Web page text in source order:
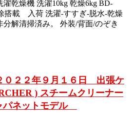
濯乾燥機 洗濯10kg 乾燥6kg BD-
搭載 入荷 洗濯-すすぎ-脱水-乾燥
分解清掃済み。 外装/背面/のぞき
０２２年９月１６日 出張ケ
) スチームクリーナー
パネットモデル